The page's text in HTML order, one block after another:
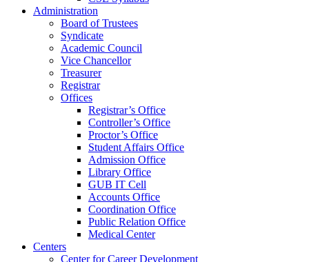
Administration
Board of Trustees
Syndicate
Academic Council
Vice Chancellor
Treasurer
Registrar
Offices
Registrar’s Office
Controller’s Office
Proctor’s Office
Student Affairs Office
Admission Office
Library Office
GUB IT Cell
Accounts Office
Coordination Office
Public Relation Office
Medical Center
Centers
Center for Career Development